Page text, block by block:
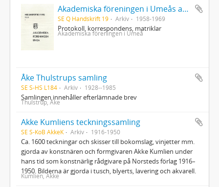
Akademiska föreningen i Umeås arkiv
SE Q Handskrift 19 Arkiv 1958-1969
Protokoll, korrespondens, matriklar
Akademiska föreningen i Umeå
Åke Thulstrups samling
SE S-HS L184 Arkiv 1928--1985
Samlingen innehåller efterlämnade brev
Thulstrup, Åke
Akke Kumliens teckningssamling
SE S-KoB AkkeK Arkiv 1916-1950
Ca. 1600 teckningar och skisser till bokomslag, vinjetter mm.
gjorda av konstnären och formgivaren Akke Kumlien under
hans tid som konstnärlig rådgivare på Norsteds förlag 1916–
1950. Bilderna är gjorda i tusch, blyerts, lavering och akvarell.
Kumlien, Akke